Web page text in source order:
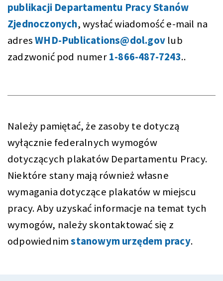
publikacji Departamentu Pracy Stanów
Zjednoczonych, wysłać wiadomość e-mail na
adresWHD-Publications@dol.gov lub
zadzwonić pod numer1-866-487-7243..
Należy pamiętać, że zasoby te dotyczą
wyłącznie federalnych wymogów
dotyczących plakatów Departamentu Pracy.
Niektóre stany mają również własne
wymagania dotyczące plakatów w miejscu
pracy. Aby uzyskać informacje na temat tych
wymogów, należy skontaktować się z
odpowiednimstanowym urzędem pracy.